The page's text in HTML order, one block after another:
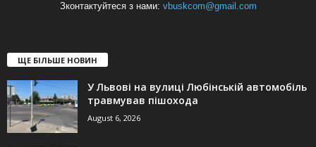
Зконтактуйтеся з нами: vbuskcom@gmail.com
ЩЕ БІЛЬШЕ НОВИН
У Львові на вулиці Любінській автомобіль
травмував пішохода
August 6, 2026